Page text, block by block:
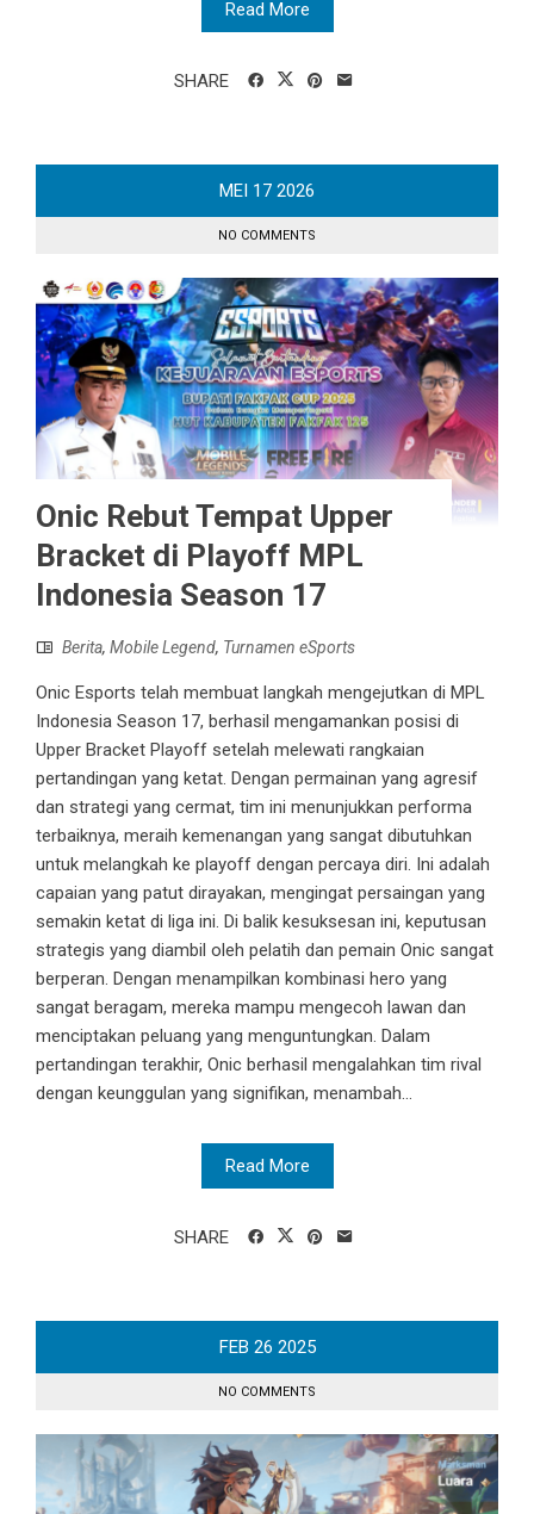
Read More
SHARE
MEI 17 2026
NO COMMENTS
Onic Rebut Tempat Upper
Bracket di Playoff MPL
Indonesia Season 17
Berita, Mobile Legend, Turnamen eSports
Onic Esports telah membuat langkah mengejutkan di MPL
Indonesia Season 17, berhasil mengamankan posisi di
Upper Bracket Playoff setelah melewati rangkaian
pertandingan yang ketat. Dengan permainan yang agresif
dan strategi yang cermat, tim ini menunjukkan performa
terbaiknya, meraih kemenangan yang sangat dibutuhkan
untuk melangkah ke playoff dengan percaya diri. Ini adalah
capaian yang patut dirayakan, mengingat persaingan yang
semakin ketat di liga ini. Di balik kesuksesan ini, keputusan
strategis yang diambil oleh pelatih dan pemain Onic sangat
berperan. Dengan menampilkan kombinasi hero yang
sangat beragam, mereka mampu mengecoh lawan dan
menciptakan peluang yang menguntungkan. Dalam
pertandingan terakhir, Onic berhasil mengalahkan tim rival
dengan keunggulan yang signifikan, menambah...
Read More
SHARE
FEB 26 2025
NO COMMENTS